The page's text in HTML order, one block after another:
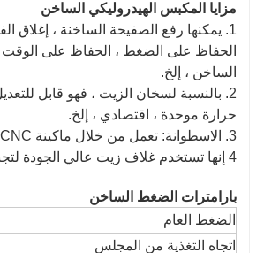
مزايا المكبس الهيدروليكي الساخن
1. يمكنها رفع الصفيحة الساخنة ، إغلاق
الحفاظ على الضغط ، الحفاظ على
الساخن ، إلخ.
2. بالنسبة لسخان الزيت ، فهو قابل
حرارة موحدة ، اقتصادي ، إلخ.
3. الاسطوانة: تعمل من خلال ماكينة CNC ممتازة.
4 إنها تستخدم غلاف زيت عالي الجودة لتجنب تسرب الزيت.
بارامترات الضغط الساخن
الضغط العام
اتجاه التغذية من المجلس